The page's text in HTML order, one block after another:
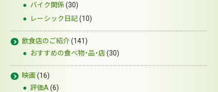
バイク関係(30)
レーシック日記(10)
飲食店のご紹介(141)
おすすめの食べ物・品・店(30)
映画(16)
評価A (6)